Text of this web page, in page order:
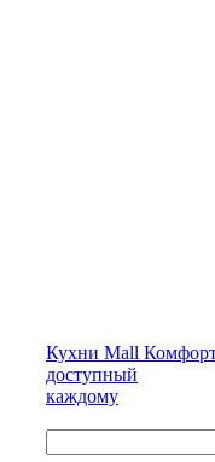
Кухни Mall
доступный
каждому